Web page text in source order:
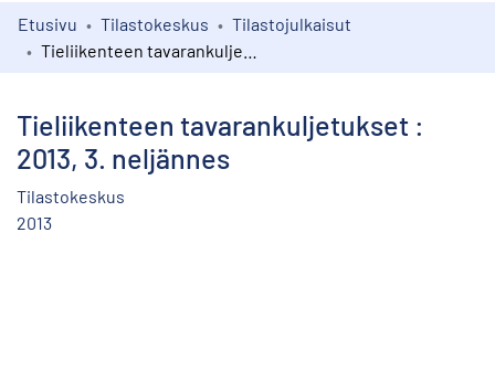
Kokoelmat
Etusivu Tilastokeskus
Tilastojulkaisut
Tieliikenteen tavarankuljetukset :
2013, 3. neljännes
Tilastokeskus
2013